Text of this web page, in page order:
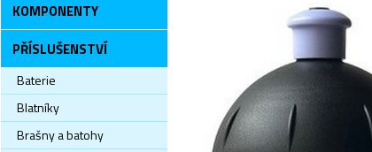
KOMPONENTY
PŘÍSLUŠENSTVÍ
Baterie
Blatníky
Brašny a batohy